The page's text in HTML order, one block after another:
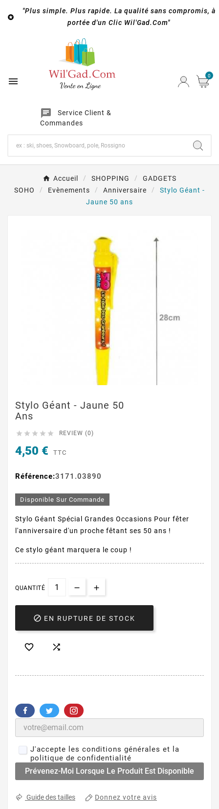

"Plus simple. Plus rapide. La qualité sans compromis, à
portée d'un Clic Wil'Gad.Com"

chat
Service Client &
Commandes
0
Accueil SHOPPING
GADGETS
SOHO
Evènements Anniversaire
Stylo Géant -
Jaune 50 ans
Stylo Géant - Jaune 50
Ans
     REVIEW (0)
4,50 € TTC
Référence:3171.03890
Disponible Sur Commande
Stylo Géant Spécial Grandes Occasions Pour fêter
l'anniversaire d'un proche fêtant ses 50 ans !
Ce stylo géant marquera le coup !
QUANTITÉ
 EN RUPTURE DE STOCK
 
J'accepte les conditions générales et la
politique de confidentialité
Prévenez-Moi Lorsque Le Produit Est Disponible
Guide des tailles Donnez votre avis